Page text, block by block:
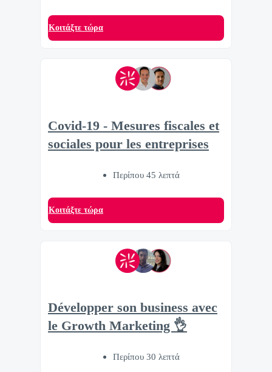
Κοιτάξτε τώρα
Covid-19 - Mesures fiscales et
sociales pour les entreprises
Περίπου 45 λεπτά
Κοιτάξτε τώρα
Développer son business avec
le Growth Marketing 👌
Περίπου 30 λεπτά